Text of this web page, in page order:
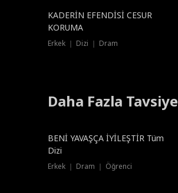
KADERİN EFENDİSİ CESUR
KORUMA
Erkek ｜ Dizi ｜ Dram
Daha Fazla Tavsiye
Dublajlı
BENİ YAVAŞÇA İYİLEŞTİR Tüm
Dizi
Erkek ｜ Dram ｜ Öğrenci